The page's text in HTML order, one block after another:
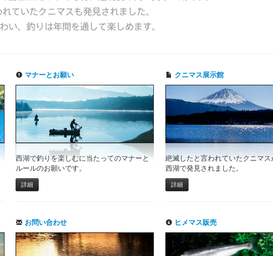
マナーとお願い
西湖で釣りを楽しむに当たってのマナーと
ルールのお願いです。
詳細
クニマス展示館
絶滅したと言われていたクニマ
西湖で発見されました。
詳細
お問い合わせ ヒメマス販売